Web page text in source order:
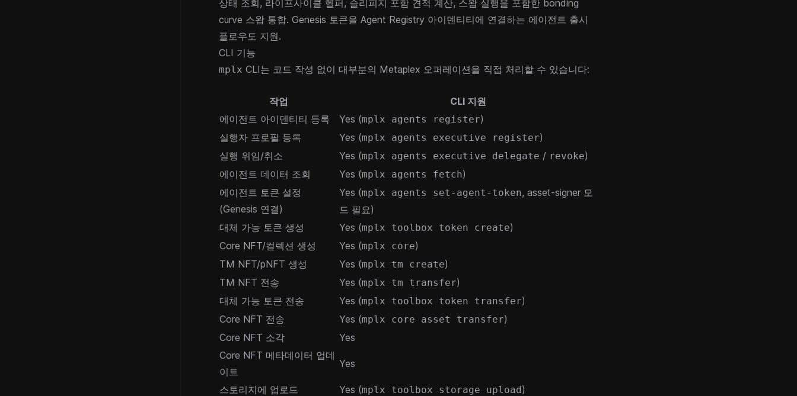
상태 조회, 라이프사이클 헬퍼, 슬리피지 포함 견적 계산, 스왑 실행을 포함한 bonding
curve 스왑 통합. Genesis 토큰을 Agent Registry 아이덴티티에 연결하는 에이전트 출시
플로우도 지원.
CLI 기능
mplx CLI는 코드 작성 없이 대부분의 Metaplex 오퍼레이션을 직접 처리할 수 있습니다:
작업
CLI 지원
에이전트 아이덴티티 등록
Yes (mplx agents register)
실행자 프로필 등록
Yes (mplx agents executive register)
실행 위임/취소
Yes (mplx agents executive delegate / revoke)
에이전트 데이터 조회
Yes (mplx agents fetch)
에이전트 토큰 설정
(Genesis 연결)
Yes (mplx agents set-agent-token, asset-signer 모
드 필요)
대체 가능 토큰 생성
Yes (mplx toolbox token create)
Core NFT/컬렉션 생성
Yes (mplx core)
TM NFT/pNFT 생성
Yes (mplx tm create)
TM NFT 전송
Yes (mplx tm transfer)
대체 가능 토큰 전송
Yes (mplx toolbox token transfer)
Core NFT 전송
Yes (mplx core asset transfer)
Core NFT 소각
Yes
Core NFT 메타데이터 업데
이트
Yes
스토리지에 업로드 Yes (mplx toolbox storage upload)